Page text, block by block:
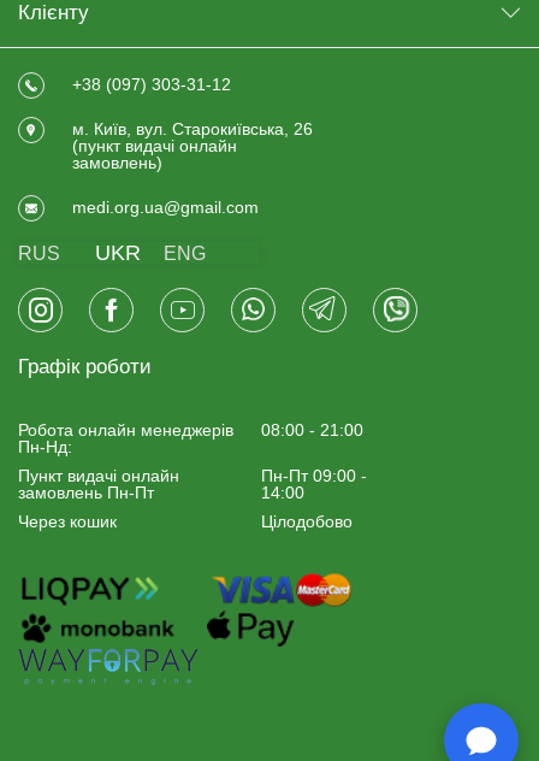
Клієнту
+38 (097) 303-31-12
м. Київ, вул. Старокиївська, 26
(пункт видачi онлайн
замовлень)
medi.org.ua@gmail.com
RUS UKR ENG
Графік роботи
Робота онлайн менеджерiв
Пн-Нд:
08:00 - 21:00
Пункт видачі онлайн
замовлень Пн-Пт
Пн-Пт 09:00 -
14:00
Через кошик
Цілодобово